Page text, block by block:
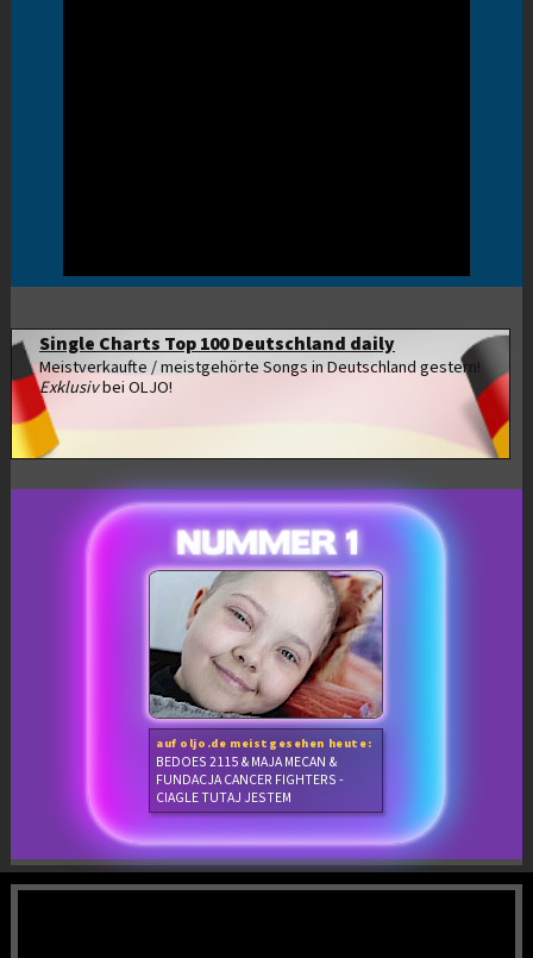
Single Charts Top 100 Deutschland daily
Meistverkaufte / meistgehörte Songs in Deutschland gestern!
Exklusivbei OLJO!
auf oljo.de meistgesehen heute:
BEDOES 2115 & MAJA MECAN &
FUNDACJA CANCER FIGHTERS -
CIAGLE TUTAJ JESTEM